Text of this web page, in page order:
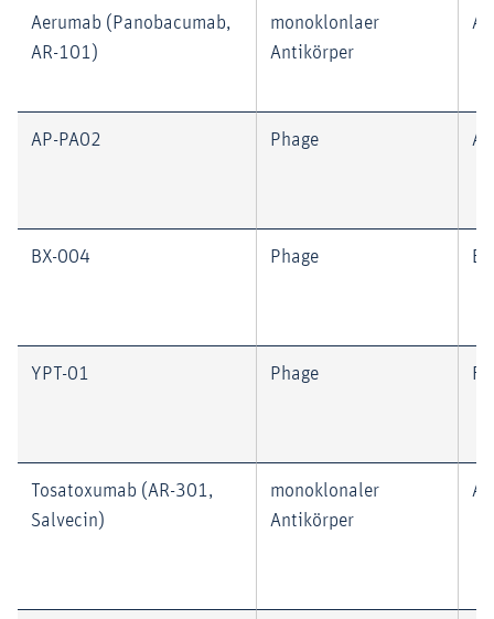
Aerumab (Panobacumab,
AR-101)
monoklonlaer
Antikörper
AP-PA02 Phage
BX-004 Phage
YPT-01 Phage
Tosatoxumab (AR-301,
Salvecin)
monoklonaler
Antikörper